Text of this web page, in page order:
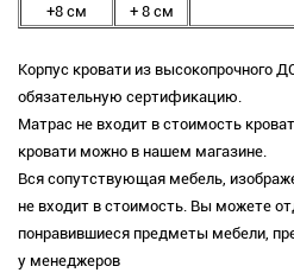
+8 см
+ 8 см
Корпус кровати из высокопрочного
обязательную сертификацию.
Матрас не входит в стоимость
кровати можно в нашем магазине.
Вся сопутствующая мебель,
не входит в стоимость. Вы можете
понравившиеся предметы мебели,
у менеджеров